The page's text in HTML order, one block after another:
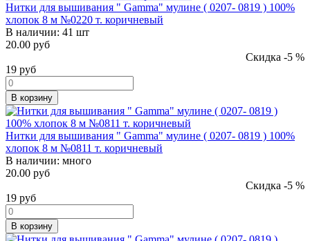
Нитки для вышивания " Gamma" мулине ( 0207- 0819 ) 100%
хлопок 8 м №0220 т. коричневый
В наличии: 41 шт
20.00 руб
Скидка -5 %
19 руб
В корзину
Нитки для вышивания " Gamma" мулине ( 0207- 0819 ) 100%
хлопок 8 м №0811 т. коричневый
В наличии: много
20.00 руб
Скидка -5 %
19 руб
В корзину